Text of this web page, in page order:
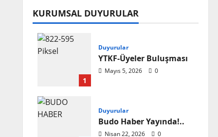
YTKF-Üyeleri Buluştu!..
ilhandegirmenci@gmail.com
Mayıs 18, 2026
KURUMSAL DUYURULAR
1
Duyurular
YTKF-Üyeler Buluşması
Mayıs 5, 2026 0
Duyurular
Budo Haber Yayında!..
Nisan 22, 2026 0